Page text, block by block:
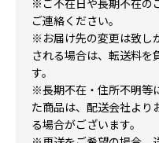
※ご不在日や長期不在の
ご連絡ください。
※お届け先の変更は致し
される場合は、転送料を
す。
※長期不在・住所不明等
た商品は、配送会社より
る場合がございます。